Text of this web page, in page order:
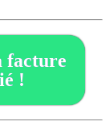
facture
!